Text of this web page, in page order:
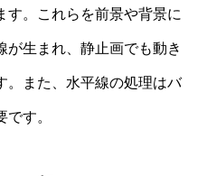
す。これらを前景や背景に
が生まれ、静止画でも動き
。また、水平線の処理はバ
す。